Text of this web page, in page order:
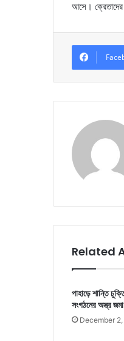
আসে। ক্রেতাদের
Related
পাহাড়ে শান্তি
সংগঠনের অস্ত্র
December 2,